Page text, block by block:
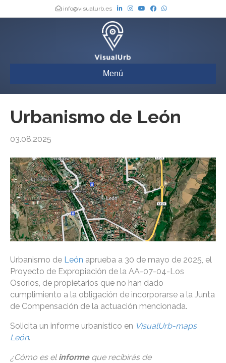
info@visualurb.es
Menú
Urbanismo de León
03.08.2025
Urbanismo de León aprueba a 30 de mayo de 2025, el
Proyecto de Expropiación de la AA-07-04-Los
Osorios, de propietarios que no han dado
cumplimiento a la obligación de incorporarse a la Junta
de Compensación de la actuación mencionada.
Solicita un informe urbanístico en VisualUrb-maps
León.
¿Cómo es el informe que recibirás de